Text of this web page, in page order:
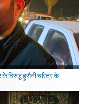
विरुद्ध हुसैनी चरित्र के